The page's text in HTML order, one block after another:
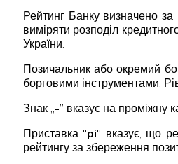
Рейтинг Банку визначено
виміряти розподіл
України.
Позичальник або окремий
борговими інструментами.
Знак „ -” вказує на проміжну
Приставка "pi" вказує, що
рейтингу за збереження